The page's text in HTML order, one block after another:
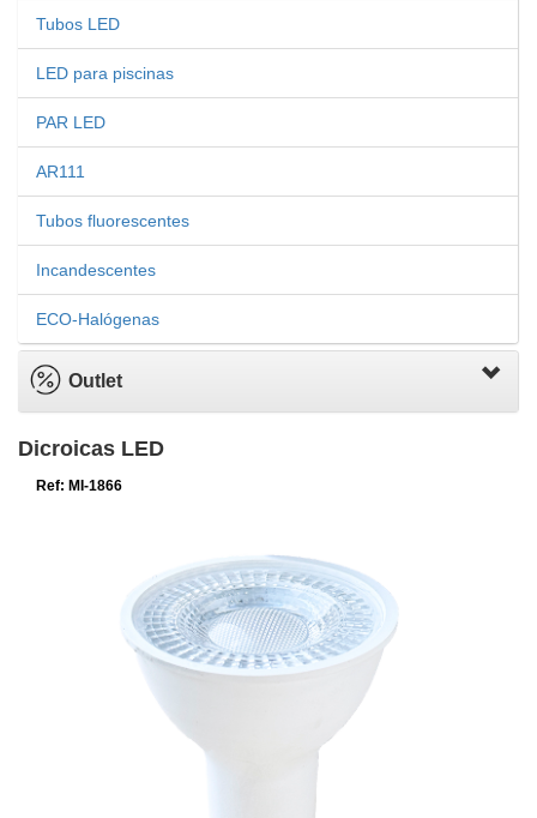
Tubos LED
LED para piscinas
PAR LED
AR111
Tubos fluorescentes
Incandescentes
ECO-Halógenas
Outlet
Dicroicas LED
Ref: MI-1866